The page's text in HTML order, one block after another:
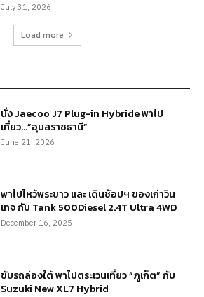
July 31, 2026
Load more
นั่ง Jaecoo J7 Plug-in Hybride พาไป
เที่ยว…”อุบลราชธานี”
June 21, 2026
พาไปไหว้พระขาว และ เดินช้อปฯ ของเก่าวิน
เทจ กับ Tank 500Diesel 2.4T Ultra 4WD
December 16, 2025
ขับรถล่องใต้ พาไปตระเวนเที่ยว “ภูเก็ต” กับ
Suzuki New XL7 Hybrid